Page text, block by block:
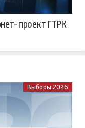
проект ГТРК
Выборы 2026